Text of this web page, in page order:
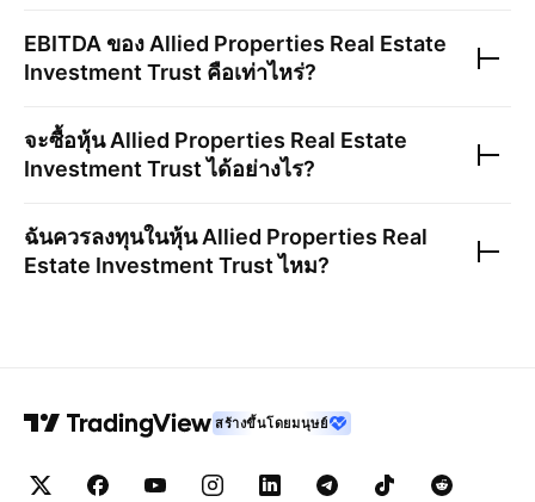
EBITDA ของ Allied Properties Real Estate
Investment Trust คือเท่าไหร่?
จะซื้อหุ้นAllied Properties Real Estate
Investment Trustได้อย่างไร?
ฉันควรลงทุนในหุ้นAllied Properties Real
Estate Investment Trustไหม?
สร้างขึ้นโดยมนุษย์